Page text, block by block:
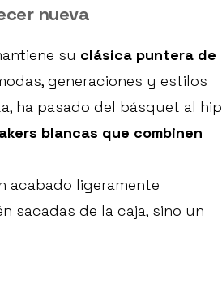
nueva
su clásica puntera de
generaciones y estilos
ha pasado del básquet al hip
blancas que combinen
acabado ligeramente
sacadas de la caja, sino un